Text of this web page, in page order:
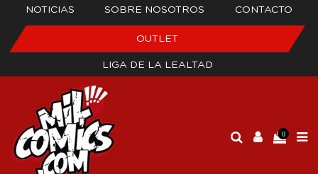
NOTICIAS SOBRE NOSOTROS CONTACTO
OUTLET
LIGA DE LA LEALTAD
0